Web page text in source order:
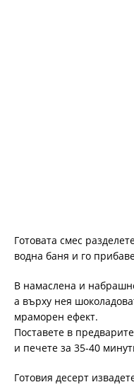
Готовата смес
водна баня и го
В намаслена и
а върху нея
мраморен ефект.
Поставете в
и печете за 35-40
Готовия десерт